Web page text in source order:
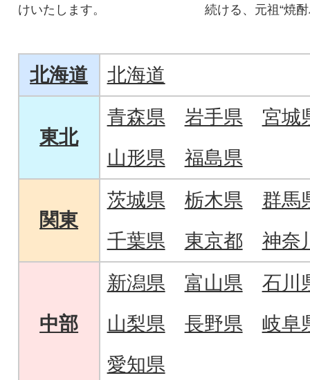
けいたします。
続ける、元祖“焼
北海道 北海道
東北
青森県 岩手県
宮城
山形県
福島県
関東
茨城県 栃木県
群馬
千葉県
東京都 神奈
中部
新潟県 富山県
石川
山梨県
長野県
岐阜
愛知県